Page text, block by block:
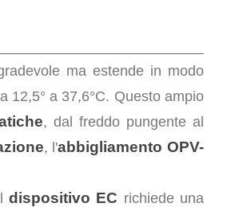
ma estende in modo
12,5° a 37,6°C. Questo ampio
, dal freddo pungente al
, l'abbigliamento OPV-
dispositivo EC richiede una